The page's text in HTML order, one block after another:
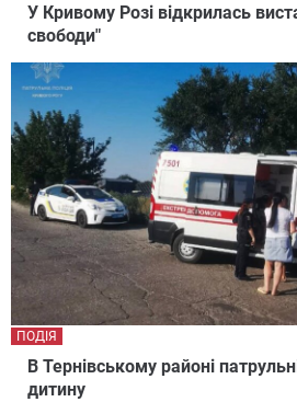
У Кривому Розі відкрилась
свободи"
В Тернівському районі
дитину
ПОДІЯ